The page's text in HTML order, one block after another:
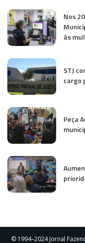
Nos
às
STJ
cargo
Peça
© 1994–2024 Jornal